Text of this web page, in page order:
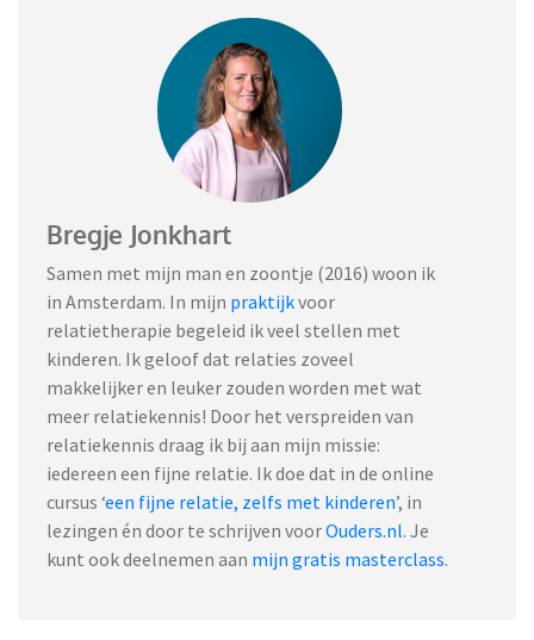
Bregje Jonkhart
Samen met mijn man en zoontje (2016) woon ik
in Amsterdam. In mijn praktijkvoor
relatietherapie begeleid ik veel stellen met
kinderen. Ik geloof dat relaties zoveel
makkelijker en leuker zouden worden met wat
meer relatiekennis! Door het verspreiden van
relatiekennis draag ik bij aan mijn missie:
iedereen een fijne relatie. Ik doe dat in de online
cursus ‘een fijne relatie, zelfs met kinderen’, in
lezingen én door te schrijven voorOuders.nl. Je
kunt ook deelnemen aan mijn gratis masterclass.